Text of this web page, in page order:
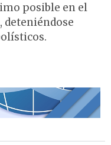
posible en el
deteniéndose